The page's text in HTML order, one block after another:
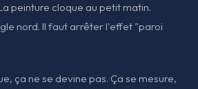
peinture cloque au petit matin.
nord. Il faut arrêter l'effet "paroi
ça ne se devine pas. Ça se mesure,